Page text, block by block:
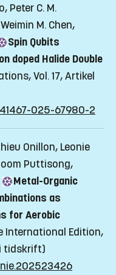
Peter C. M.
M. Chen,
Spin Qubits
doped Halide Double
Vol. 17, Artikel
025-67980-2
Onillon, Leonie
Puttisong,
Metal-Organic
as
for Aerobic
International Edition,
tidskrift)